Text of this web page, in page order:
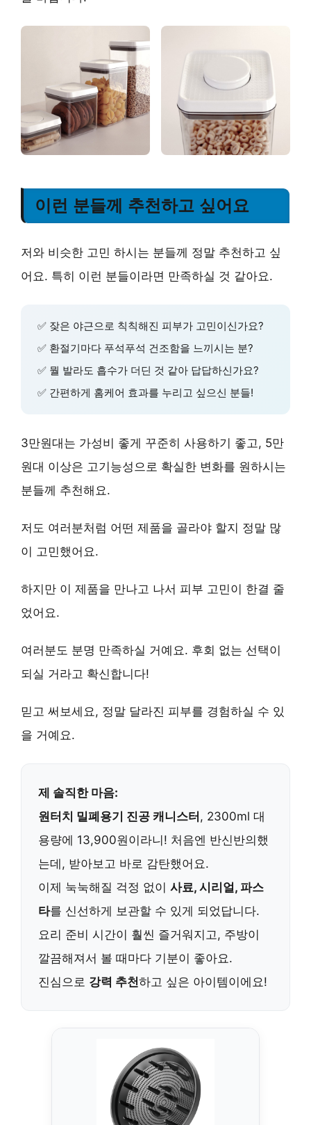
이런 분들께 추천하고 싶어요
저와 비슷한 고민 하시는 분들께 정말 추천하고 싶
어요. 특히 이런 분들이라면 만족하실 것 같아요.
✅ 잦은 야근으로 칙칙해진 피부가 고민이신가요?
✅ 환절기마다 푸석푸석 건조함을 느끼시는 분?
✅ 뭘 발라도 흡수가 더딘 것 같아 답답하신가요?
✅ 간편하게 홈케어 효과를 누리고 싶으신 분들!
3만원대는 가성비 좋게 꾸준히 사용하기 좋고, 5만
원대 이상은 고기능성 으로 확실한 변화를 원하시는
분들께 추천해요.
저도 여러분처럼 어떤 제품을 골라야 할지 정말 많
이 고민했어요.
하지만 이 제품을 만나고 나서 피부 고민이 한결 줄
었어요.
여러분도 분명 만족하실 거예요. 후회 없는 선택이
되실 거라고 확신합니다!
믿고 써보세요, 정말 달라진 피부를 경험하실 수 있
을 거예요.
제 솔직한 마음:
원터치 밀폐용기 진공 캐니스터, 2300ml 대
용량에 13,900원이라니! 처음엔 반신반의했
는데, 받아보고 바로 감탄했어요.
이제 눅눅해질 걱정 없이 사료, 시리얼, 파스
타를 신선하게 보관할 수 있게 되었답니다.
요리 준비 시간이 훨씬 즐거워지고, 주방이
깔끔해져서 볼 때마다 기분이 좋아요.
진심으로 강력 추천하고 싶은 아이템이에요!